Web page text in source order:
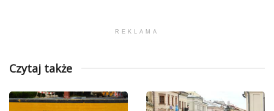
REKLAMA
Czytaj także